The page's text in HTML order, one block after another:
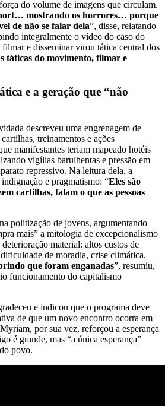
do volume de imagens que circulam.
mostrando os horrores… porque
de não se falar dela”, disse, relatando
integralmente o vídeo do caso do
e disseminar virou tática central dos
táticas do movimento, filmar e
e a geração que “não
descreveu uma engrenagem de
treinamentos e ações
manifestantes teriam mapeado hotéis
vigílias barulhentas e pressão em
repressivo. Na leitura dela, a
e pragmatismo: “Eles são
cartilhas, falam o que as pessoas
politização de jovens, argumentando
mais” a mitologia de excepcionalismo
material: altos custos de
de moradia, crise climática.
que foram enganadas”, resumiu,
funcionamento do capitalismo
e indicou que o programa deve
de que um novo encontro ocorra em
por sua vez, reforçou a esperança
é grande, mas “a única esperança”
povo.